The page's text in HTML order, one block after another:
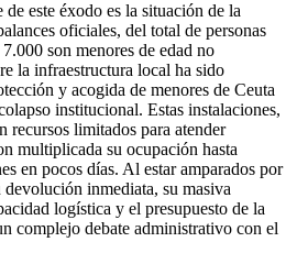
este éxodo es la situación de la
oficiales, del total de personas
son menores de edad no
la infraestructura local ha sido
y acogida de menores de Ceuta
institucional. Estas instalaciones,
recursos limitados para atender
multiplicada su ocupación hasta
en pocos días. Al estar amparados por
inmediata, su masiva
logística y el presupuesto de la
complejo debate administrativo con el